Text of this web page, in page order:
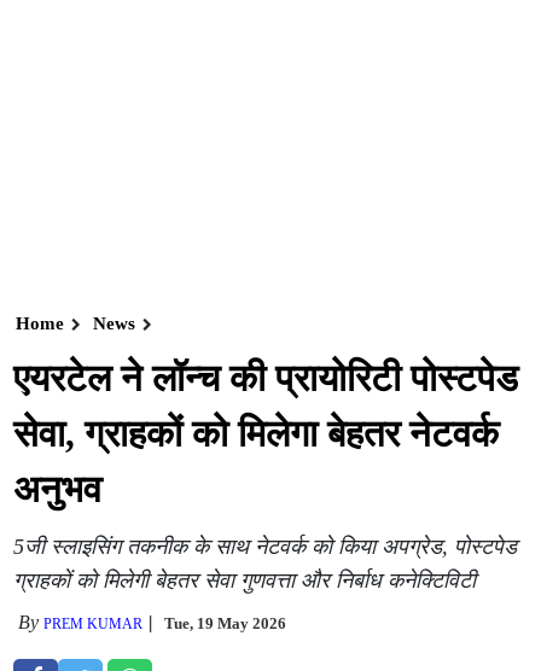
Home News
एयरटेल ने लॉन्च की प्रायोरिटी पोस्टपेड
सेवा, ग्राहकों को मिलेगा बेहतर नेटवर्क
अनुभव
5जी स्लाइसिंग तकनीक के साथ नेटवर्क को किया अपग्रेड, पोस्टपेड
ग्राहकों को मिलेगी बेहतर सेवा गुणवत्ता और निर्बाध कनेक्टिविटी
ByPREM KUMAR Tue, 19 May 2026